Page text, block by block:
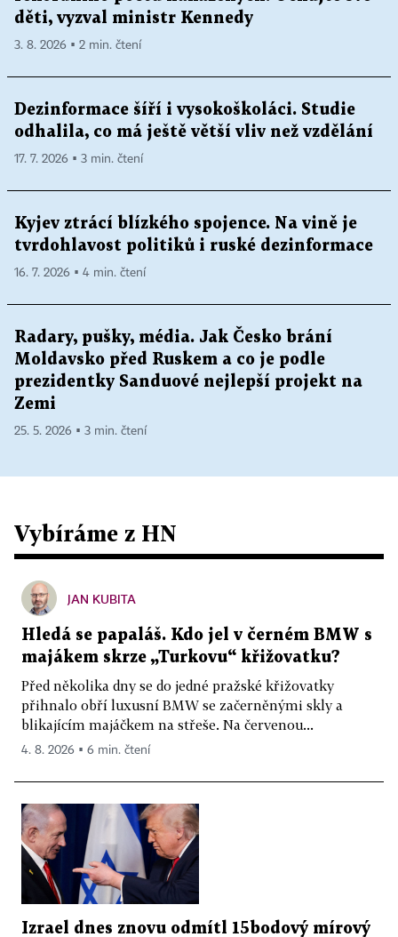
děti, vyzval ministr Kennedy
3. 8. 2026 ▪ 2 min. čtení
Dezinformace šíří i vysokoškoláci. Studie
odhalila, co má ještě větší vliv než vzdělání
17. 7. 2026 ▪ 3 min. čtení
Kyjev ztrácí blízkého spojence. Na vině je
tvrdohlavost politiků i ruské dezinformace
16. 7. 2026 ▪ 4 min. čtení
Radary, pušky, média. Jak Česko brání
Moldavsko před Ruskem a co je podle
prezidentky Sanduové nejlepší projekt na
Zemi
25. 5. 2026 ▪ 3 min. čtení
Vybíráme z HN
JAN KUBITA
Hledá se papaláš. Kdo jel v černém BMW s
majákem skrze „Turkovu“ křižovatku?
Před několika dny se do jedné pražské křižovatky
přihnalo obří luxusní BMW se začerněnými skly a
blikajícím majáčkem na střeše. Na červenou...
4. 8. 2026 ▪ 6 min. čtení
Izrael dnes znovu odmítl 15bodový mírový